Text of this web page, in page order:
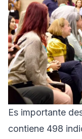
Es importante
contiene 498